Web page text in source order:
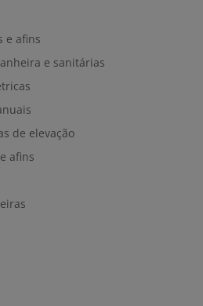
e afins
e sanitárias
de elevação
afins